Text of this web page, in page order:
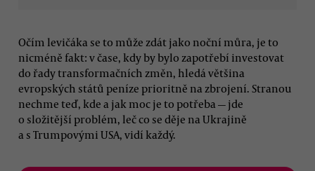
Očím levičáka se to může zdát jako noční můra, je to
nicméně fakt: v čase, kdy by bylo zapotřebí investovat
do řady transformačních změn, hledá většina
evropských států peníze prioritně na zbrojení. Stranou
nechme teď, kde a jak moc je to potřeba — jde
o složitější problém, leč co se děje na Ukrajině
a s Trumpovými USA, vidí každý.